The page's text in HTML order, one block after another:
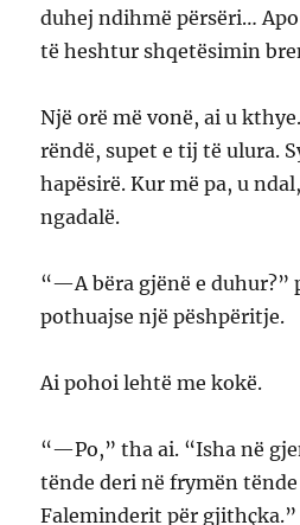
duhej ndihmë përsëri…
të heshtur shqetësimin
Një orë më vonë, ai u
rëndë, supet e tij të ulura.
hapësirë. Kur më pa, u
ngadalë.
“—A bëra gjënë e duhur?”
pothuajse një pëshpëritje.
Ai pohoi lehtë me kokë.
“—Po,” tha ai. “Isha në
tënde deri në frymën
Faleminderit për gjithçka.”